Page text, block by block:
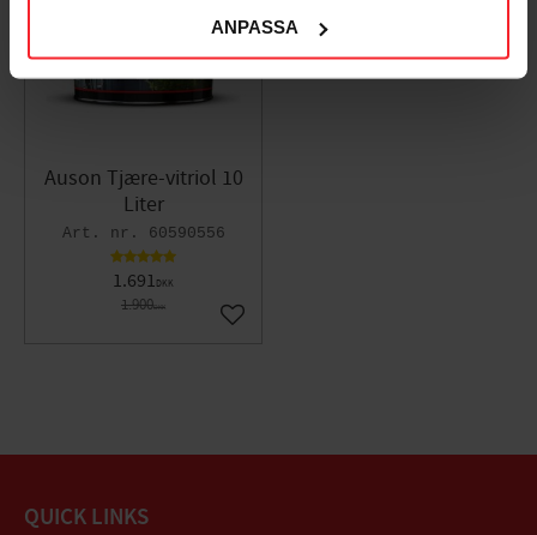
ANPASSA
Auson Tjære-vitriol 10
Liter
60590556
1.691DKK
1.900DKK
Gem som favorit
QUICK LINKS